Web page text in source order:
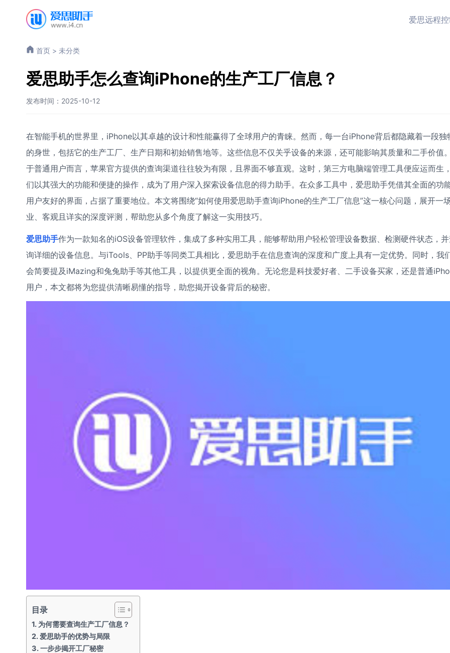
爱思远程
首页 > 未分类
爱思助手怎么查询iPhone的生产工厂信息？
发布时间：2025-10-12
在智能手机的世界里，iPhone以其卓越的设计和性能赢得了全球用户的青睐。然而，每一台iPhone背后都隐藏着一段独
的身世，包括它的生产工厂、生产日期和初始销售地等。这些信息不仅关乎设备的来源，还可能影响其质量和二手价值
于普通用户而言，苹果官方提供的查询渠道往往较为有限，且界面不够直观。这时，第三方电脑端管理工具便应运而生
们以其强大的功能和便捷的操作，成为了用户深入探索设备信息的得力助手。在众多工具中，爱思助手凭借其全面的功
用户友好的界面，占据了重要地位。本文将围绕“如何使用爱思助手查询iPhone的生产工厂信息”这一核心问题，展开一
业、客观且详实的深度评测，帮助您从多个角度了解这一实用技巧。
爱思助手作为一款知名的iOS设备管理软件，集成了多种实用工具，能够帮助用户轻松管理设备数据、检测硬件状态，
询详细的设备信息。与iTools、PP助手等同类工具相比，爱思助手在信息查询的深度和广度上具有一定优势。同时，我
会简要提及iMazing和兔兔助手等其他工具，以提供更全面的视角。无论您是科技爱好者、二手设备买家，还是普通
用户，本文都将为您提供清晰易懂的指导，助您揭开设备背后的秘密。
目录
为何需要查询生产工厂信息？
爱思助手的优势与局限
一步步揭开工厂秘密